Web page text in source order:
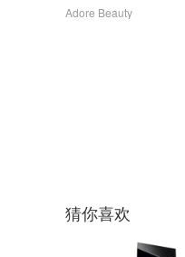
Adore Beauty
猜你喜欢